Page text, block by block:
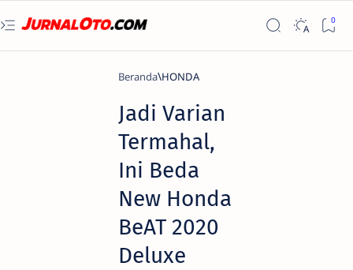
Beranda HONDA
Jadi Varian
Termahal,
Ini Beda
New Honda
BeAT 2020
Deluxe